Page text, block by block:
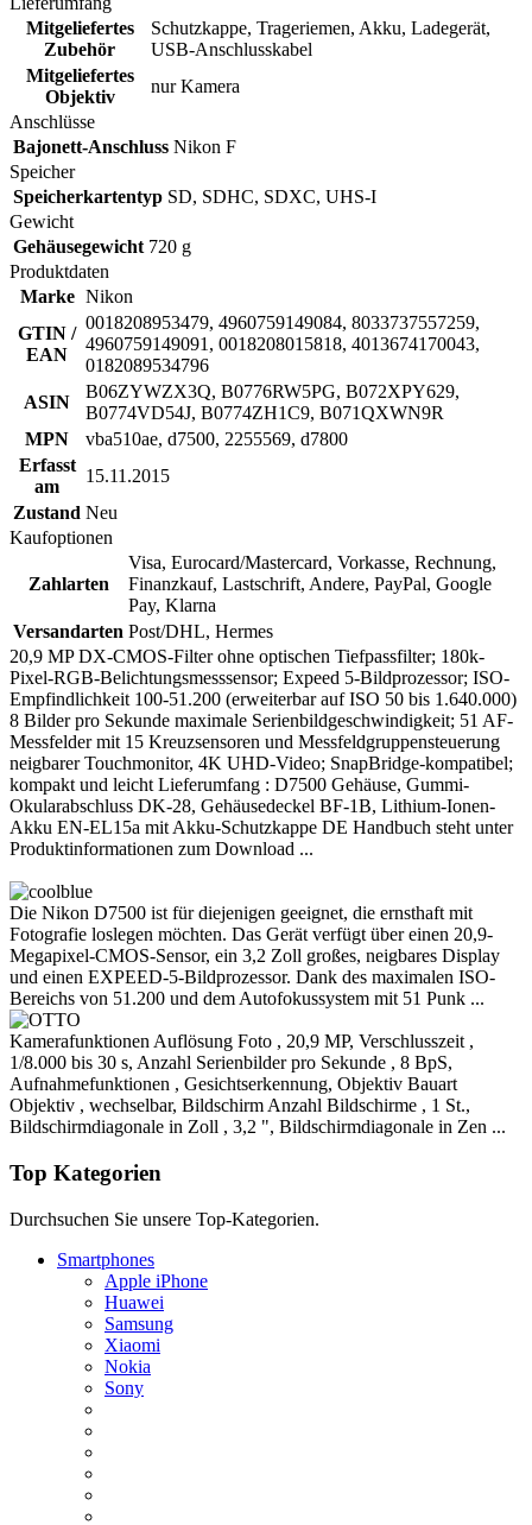
Mitgeliefertes
Zubehör
Schutzkappe, Trageriemen, Akku, Ladegerät,
USB-Anschlusskabel
Mitgeliefertes
Objektiv
nur Kamera
Anschlüsse
Bajonett-Anschluss Nikon F
Speicher
Speicherkartentyp SD, SDHC, SDXC, UHS-I
Gewicht
Gehäusegewicht 720 g
Produktdaten
Marke Nikon
GTIN /
EAN
0018208953479, 4960759149084, 8033737557259,
4960759149091, 0018208015818, 4013674170043,
0182089534796
ASIN
B06ZYWZX3Q, B0776RW5PG, B072XPY629,
B0774VD54J, B0774ZH1C9, B071QXWN9R
MPN
vba510ae, d7500, 2255569, d7800
Erfasst
am
15.11.2015
Zustand Neu
Kaufoptionen
Zahlarten
Visa, Eurocard/Mastercard, Vorkasse, Rechnung,
Finanzkauf, Lastschrift, Andere, PayPal, Google
Pay, Klarna
Versandarten Post/DHL, Hermes
20,9 MP DX-CMOS-Filter ohne optischen Tiefpassfilter; 180k-
Pixel-RGB-Belichtungsmesssensor; Expeed 5-Bildprozessor; ISO-
Empfindlichkeit 100-51.200 (erweiterbar auf ISO 50 bis 1.640.000)
8 Bilder pro Sekunde maximale Serienbildgeschwindigkeit; 51 AF-
Messfelder mit 15 Kreuzsensoren und Messfeldgruppensteuerung
neigbarer Touchmonitor, 4K UHD-Video; SnapBridge-kompatibel;
kompakt und leicht Lieferumfang : D7500 Gehäuse, Gummi-
Okularabschluss DK-28, Gehäusedeckel BF-1B, Lithium-Ionen-
Akku EN-EL15a mit Akku-Schutzkappe DE Handbuch steht unter
Produktinformationen zum Download ...
Die Nikon D7500 ist für diejenigen geeignet, die ernsthaft mit
Fotografie loslegen möchten. Das Gerät verfügt über einen 20,9-
Megapixel-CMOS-Sensor, ein 3,2 Zoll großes, neigbares Display
und einen EXPEED-5-Bildprozessor. Dank des maximalen ISO-
Bereichs von 51.200 und dem Autofokussystem mit 51 Punk ...
Kamerafunktionen Auflösung Foto , 20,9 MP, Verschlusszeit ,
1/8.000 bis 30 s, Anzahl Serienbilder pro Sekunde , 8 BpS,
Aufnahmefunktionen , Gesichtserkennung, Objektiv Bauart
Objektiv , wechselbar, Bildschirm Anzahl Bildschirme , 1 St.,
Bildschirmdiagonale in Zoll , 3,2 ", Bildschirmdiagonale in Zen ...
Top Kategorien
Durchsuchen Sie unsere Top-Kategorien.
Smartphones
Apple iPhone
Huawei
Samsung
Xiaomi
Nokia
Sony